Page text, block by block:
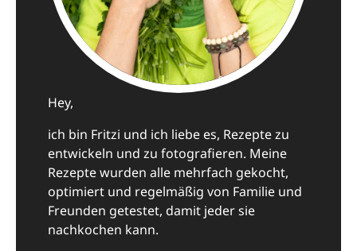
Hey,
ich bin Fritzi und ich liebe es, Rezepte zu
entwickeln und zu fotografieren. Meine
Rezepte wurden alle mehrfach gekocht,
optimiert und regelmäßig von Familie und
Freunden getestet, damit jeder sie
nachkochen kann.